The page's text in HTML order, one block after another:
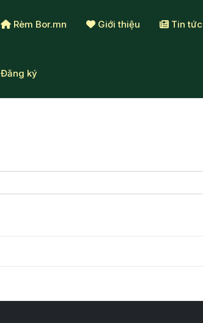
Rèm Bor.mn Giới thiệu Tin tức
Đăng ký